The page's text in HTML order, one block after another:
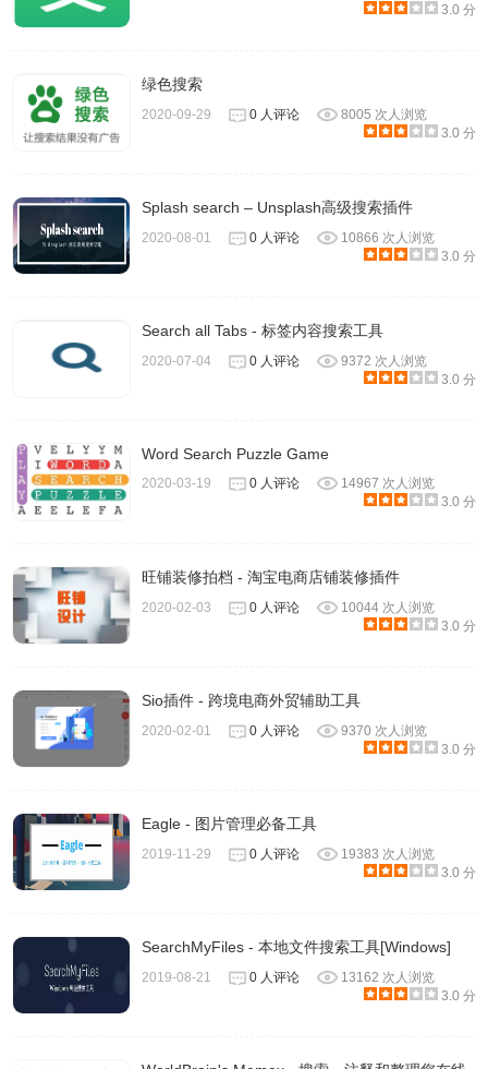
3.0 分
绿色搜索
2020-09-29 0 人评论
8005 次人浏览
3.0 分
Splash search – Unsplash高级搜索插件
2020-08-01 0 人评论
10866 次人浏览
3.0 分
Search all Tabs - 标签内容搜索工具
2020-07-04 0 人评论
9372 次人浏览
3.0 分
Word Search Puzzle Game
2020-03-19 0 人评论
14967 次人浏览
3.0 分
旺铺装修拍档 - 淘宝电商店铺装修插件
2020-02-03 0 人评论
10044 次人浏览
3.0 分
Sio插件 - 跨境电商外贸辅助工具
2020-02-01 0 人评论
9370 次人浏览
3.0 分
Eagle - 图片管理必备工具
2019-11-29 0 人评论
19383 次人浏览
3.0 分
SearchMyFiles - 本地文件搜索工具[Windows]
2019-08-21 0 人评论
13162 次人浏览
3.0 分